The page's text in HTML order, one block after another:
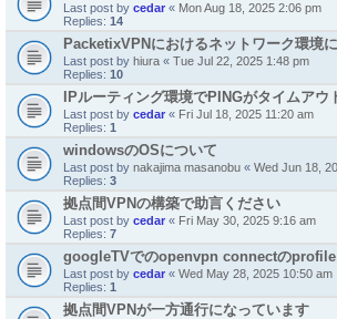
Last post by cedar « Mon Aug 18, 2025 2:06 pm
Replies: 14
PacketixVPNにおけるネットワーク環境
Last post by hiura « Tue Jul 22, 2025 1:48 pm
Replies: 10
IPルーティング環境でPINGがタイムアウ
Last post by cedar « Fri Jul 18, 2025 11:20 am
Replies: 1
windowsのOSについて
Last post by nakajima masanobu « Wed Jun 18,
Replies: 3
拠点間VPNの構築で助言ください
Last post by cedar « Fri May 30, 2025 9:16 am
Replies: 7
googleTVでのopenvpn connectのprofile
Last post by cedar « Wed May 28, 2025 10:50 am
Replies: 1
拠点間VPNが一方通行になっています